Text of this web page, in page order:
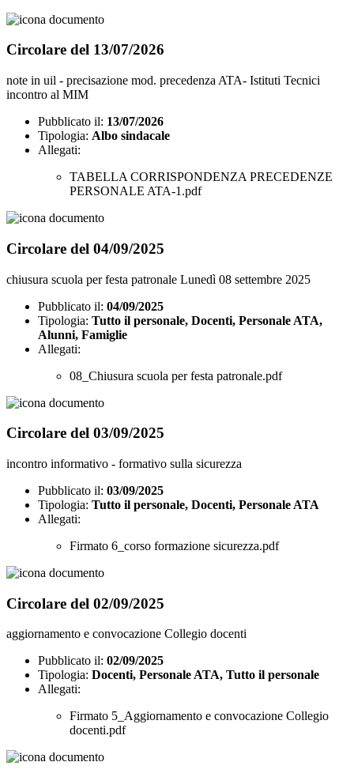
Circolare del 13/07/2026
note in uil - precisazione mod. precedenza ATA- Istituti Tecnici
incontro al MIM
Pubblicato il: 13/07/2026
Tipologia: Albo sindacale
Allegati:
TABELLA CORRISPONDENZA PRECEDENZE
PERSONALE ATA-1.pdf
Circolare del 04/09/2025
chiusura scuola per festa patronale Lunedì 08 settembre 2025
Pubblicato il: 04/09/2025
Tipologia: Tutto il personale, Docenti, Personale ATA,
Alunni, Famiglie
Allegati:
08_Chiusura scuola per festa patronale.pdf
Circolare del 03/09/2025
incontro informativo - formativo sulla sicurezza
Pubblicato il: 03/09/2025
Tipologia: Tutto il personale, Docenti, Personale ATA
Allegati:
Firmato 6_corso formazione sicurezza.pdf
Circolare del 02/09/2025
aggiornamento e convocazione Collegio docenti
Pubblicato il: 02/09/2025
Tipologia: Docenti, Personale ATA, Tutto il personale
Allegati:
Firmato 5_Aggiornamento e convocazione Collegio
docenti.pdf